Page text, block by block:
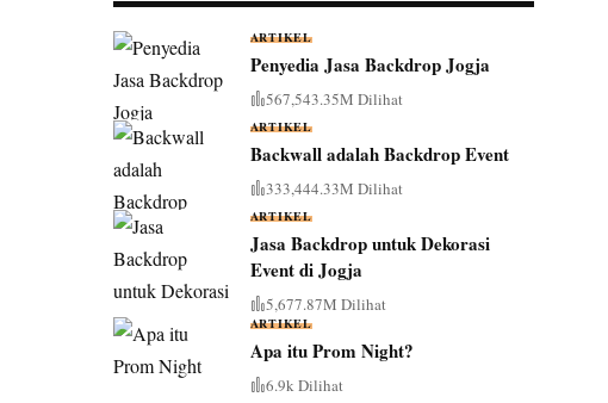
ARTIKEL
Penyedia Jasa Backdrop Jogja
567,543.35M Dilihat
ARTIKEL
Backwall adalah Backdrop Event
333,444.33M Dilihat
ARTIKEL
Jasa Backdrop untuk Dekorasi
Event di Jogja
5,677.87M Dilihat
ARTIKEL
Apa itu Prom Night?
6.9k Dilihat